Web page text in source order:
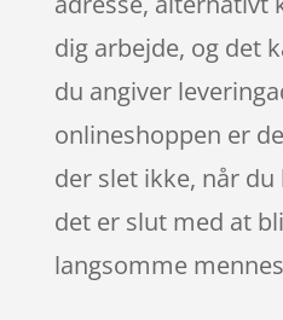
dig arbejde, og det
du angiver
onlineshoppen er
der slet ikke, når
det er slut med at
langsomme